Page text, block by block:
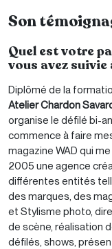
Son
Quel est votre
vous avez suivie
Diplômé de la
Atelier Chardon
organise le défilé bi-
commence à faire
magazine WAD qui
2005 une agence
différentes entités
des marques, des
et Stylisme photo,
de scène, réalisation
défilés, shows,